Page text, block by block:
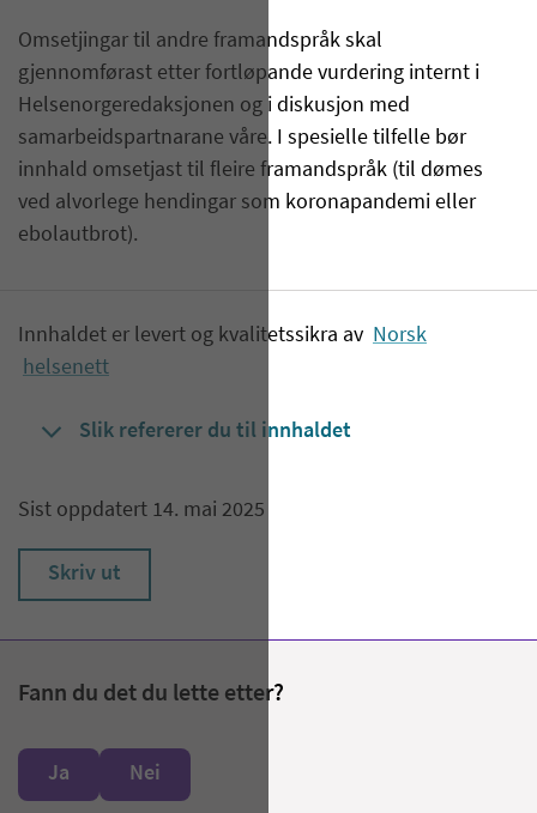
Omsetjingar til andre framandspråk skal
gjennomførast etter fortløpande vurdering internt i
Helsenorgeredaksjonen og i diskusjon med
samarbeidspartnarane våre. I spesielle tilfelle bør
innhald omsetjast til fleire framandspråk (til dømes
ved alvorlege hendingar som koronapandemi eller
ebolautbrot).
Innhaldet er levert og kvalitetssikra av Norsk
helsenett
Slik refererer du til innhaldet
Sist oppdatert 14. mai 2025
Skriv ut
Fann du det du lette etter?
Ja Nei